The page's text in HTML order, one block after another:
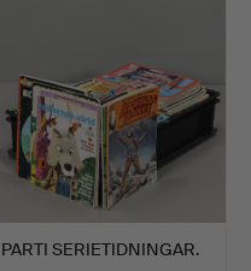
PARTI SERIETIDNINGAR.